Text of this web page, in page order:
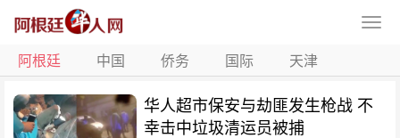
阿根廷 中国 侨务 国际 天津
华人超市保安与劫匪发生枪战 不
幸击中垃圾清运员被捕